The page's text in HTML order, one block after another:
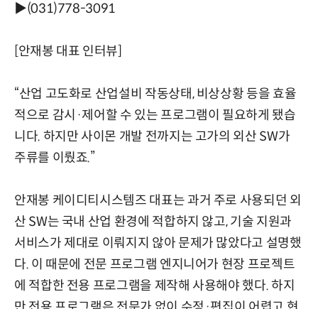
▶(031)778-3091
[안재봉 대표 인터뷰]
“산업 고도화로 산업설비 작동상태, 비상상황 등을 효율
적으로 감시·제어할 수 있는 프로그램이 필요하게 됐습
니다. 하지만 사이몬 개발 전까지는 고가의 외산 SW가
주류를 이뤘죠.”
안재봉 케이디티시스템즈 대표는 과거 주로 사용되던 외
산 SW는 국내 산업 환경에 적합하지 않고, 기술 지원과
서비스가 제대로 이뤄지지 않아 문제가 많았다고 설명했
다. 이 때문에 전문 프로그램 엔지니어가 현장 프로젝트
에 적합한 전용 프로그램을 제작해 사용해야 했다. 하지